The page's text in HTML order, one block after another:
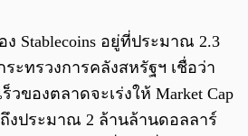
ง Stablecoins อยู่ที่ประมาณ 2.3
ะทรวงการคลังสหรัฐฯ เชื่อว่า
วของตลาดจะเร่งให้ Market Cap
ถึงประมาณ 2 ล้านล้านดอลลาร์